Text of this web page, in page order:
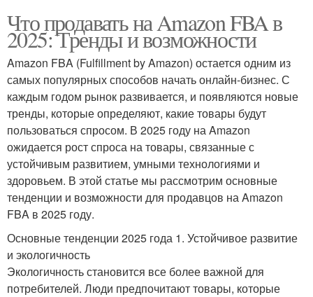
Что продавать на Amazon FBA в
2025: Тренды и возможности
Amazon FBA (Fulfillment by Amazon) остается одним из
самых популярных способов начать онлайн-бизнес. С
каждым годом рынок развивается, и появляются новые
тренды, которые определяют, какие товары будут
пользоваться спросом. В 2025 году на Amazon
ожидается рост спроса на товары, связанные с
устойчивым развитием, умными технологиями и
здоровьем. В этой статье мы рассмотрим основные
тенденции и возможности для продавцов на Amazon
FBA в 2025 году.
Основные тенденции 2025 года 1. Устойчивое развитие
и экологичность
Экологичность становится все более важной для
потребителей. Люди предпочитают товары, которые